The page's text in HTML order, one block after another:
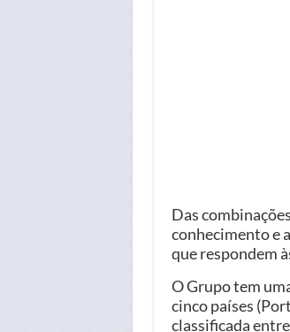
Das
conhecimento e
que respondem
O Grupo tem
cinco países
classificada